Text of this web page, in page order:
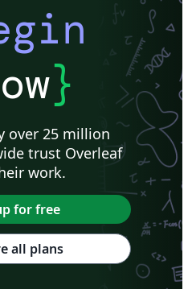
}
over 25 million
trust Overleaf
work.
for free
all plans